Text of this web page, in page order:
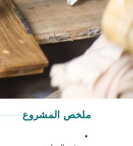
نصائح لإنهاء خزائن المطبخ
متى تتصل بالمحترف
ملخص المشروع